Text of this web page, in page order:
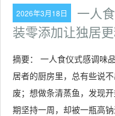
2026年3月18日
一人
装零添加让独居
摘要： 一人食仪式感调味
居者的厨房里，总有些说
废；想做条清蒸鱼，发现
期坚持一周，却被一瓶高